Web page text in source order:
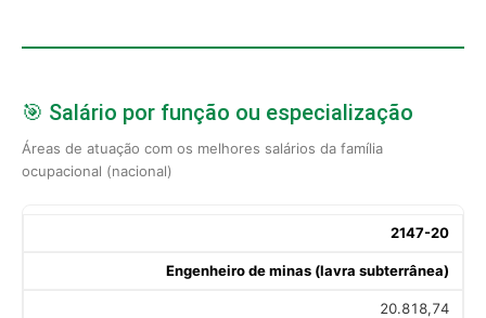
🎯 Salário por função ou especialização
Áreas de atuação com os melhores salários da família
ocupacional (nacional)
2147-20
Engenheiro de minas (lavra subterrânea)
20.818,74